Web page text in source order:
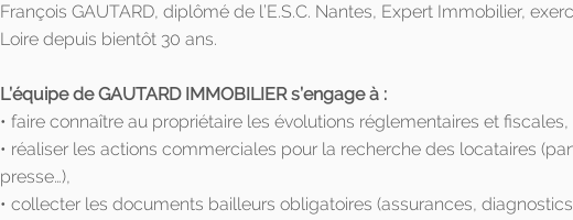
François GAUTARD, diplômé de l’E.S.C. Nantes, Expert Immobilier,
Loire depuis bientôt 30 ans.
L’équipe de GAUTARD IMMOBILIER s’engage à :
• faire connaître au propriétaire les évolutions réglementaires et fiscales,
• réaliser les actions commerciales pour la recherche des locataires
presse…),
• collecter les documents bailleurs obligatoires (assurances,